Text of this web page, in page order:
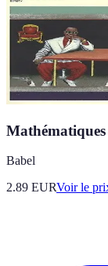
Babel
2.89 EURVoir le